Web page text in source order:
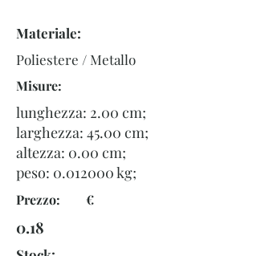
Materiale:
Poliestere / Metallo
Misure:
lunghezza: 2.00 cm;
larghezza: 45.00 cm;
altezza: 0.00 cm;
peso: 0.012000kg;
Prezzo: €
0.18